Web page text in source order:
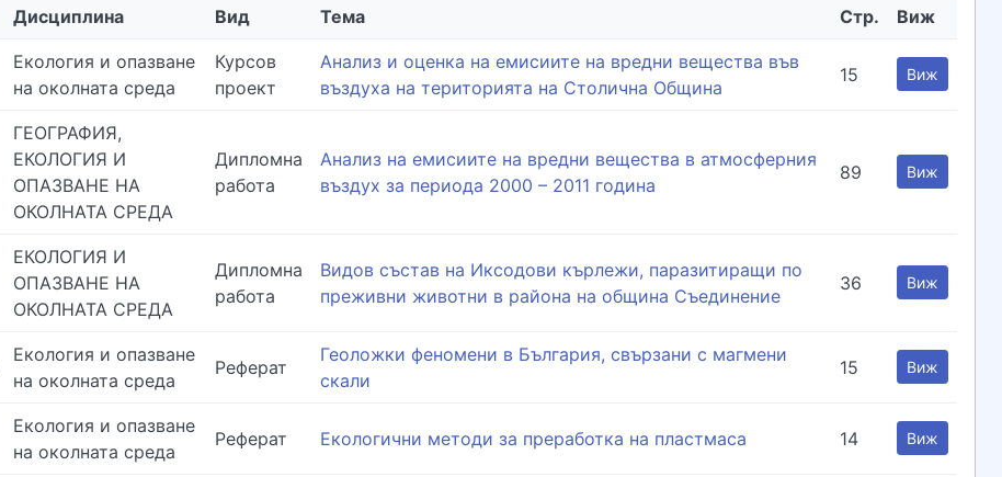
Дисциплина Вид Тема Стр. Виж
Екология и опазване
на околната среда
Курсов
проект
Анализ и оценка на емисиите на вредни вещества във
въздуха на територията на Столична Община
15 Виж
ГЕОГРАФИЯ,
ЕКОЛОГИЯ И
ОПАЗВАНЕ НА
ОКОЛНАТА СРЕДА
Дипломна
работа
Анализ на емисиите на вредни вещества в атмосферния
въздух за периода 2000 – 2011 година
89 Виж
ЕКОЛОГИЯ И
ОПАЗВАНЕ НА
ОКОЛНАТА СРЕДА
Дипломна
работа
Видов състав на Иксодови кърлежи, паразитиращи по
преживни животни в района на община Съединение
36 Виж
Екология и опазване
на околната среда
Реферат
Геоложки феномени в България, свързани с магмени
скали
15 Виж
Екология и опазване
на околната среда
Реферат Екологични методи за преработка на пластмаса 14 Виж